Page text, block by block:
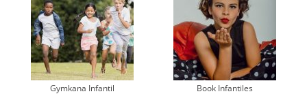
Gymkana Infantil Book Infantiles